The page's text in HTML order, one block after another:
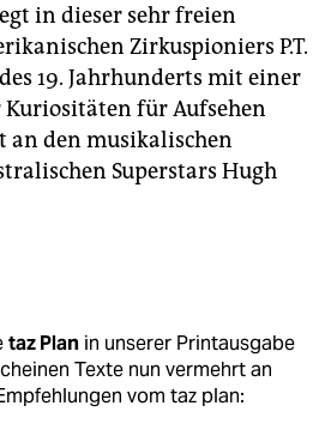
in dieser sehr freien
Zirkuspioniers P.T.
19. Jahrhunderts mit einer
Kuriositäten für Aufsehen
an den musikalischen
Superstars Hugh
taz Plan in unserer Printausgabe
Texte nun vermehrt an
vom taz plan: